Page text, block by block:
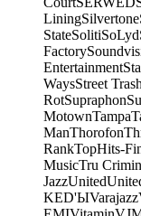
LiningSilvertone
StateSolitiSoLyd
Factory
Entertainment
WaysStreet Trash
RotSupraphon
MotownTampa
ManThorofon
RankTopHits-
MusicTru
JazzUnited
KED'ЫVarajazz